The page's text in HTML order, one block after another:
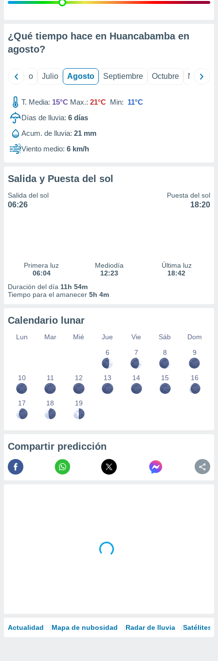
e
mediante
publicidad
de
1199
¿Qué tiempo hace en Huancabamba en
agosto?
Junio Julio Agosto Septiembre Octubre
T. Media: 15°C Max.: 21°C Min: 11°C
Días de lluvia: 6 días
Acum. de lluvia: 21 mm
Viento medio: 6 km/h
Salida y Puesta del sol
Salida del sol
06:26
Puesta del sol
18:20
Primera luz
06:04
Mediodía
12:23
Última luz
18:42
Duración del día 11h 54m
Tiempo para el amanecer 5h 4m
Calendario lunar
Lun Mar Mié Jue Vie Sáb
Dom
6
7 8 9
10 11 12 13 14 15 16
17 18 19
Compartir predicción
Actualidad Mapa de nubosidad Radar de lluvia Satélites